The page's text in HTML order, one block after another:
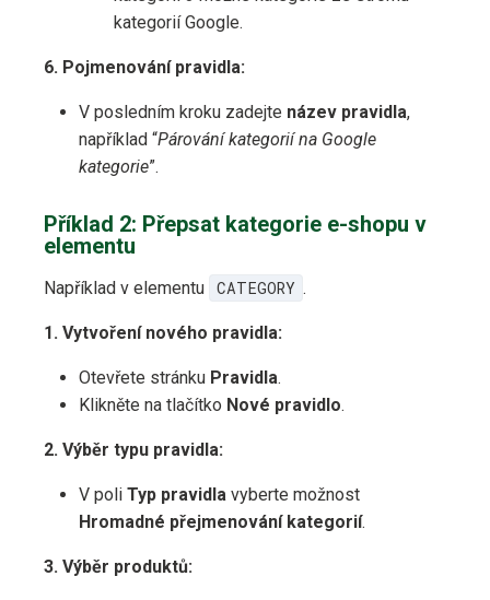
kategorií Google.
6. Pojmenování pravidla:
V posledním kroku zadejte název pravidla,
například “Párování kategorií na Google
kategorie”.
Příklad 2: Přepsat kategorie e-shopu v
elementu
Například v elementu CATEGORY .
1. Vytvoření nového pravidla:
Otevřete stránku Pravidla.
Klikněte na tlačítko Nové pravidlo.
2. Výběr typu pravidla:
V poli Typ pravidla vyberte možnost
Hromadné přejmenování kategorií.
3. Výběr produktů: